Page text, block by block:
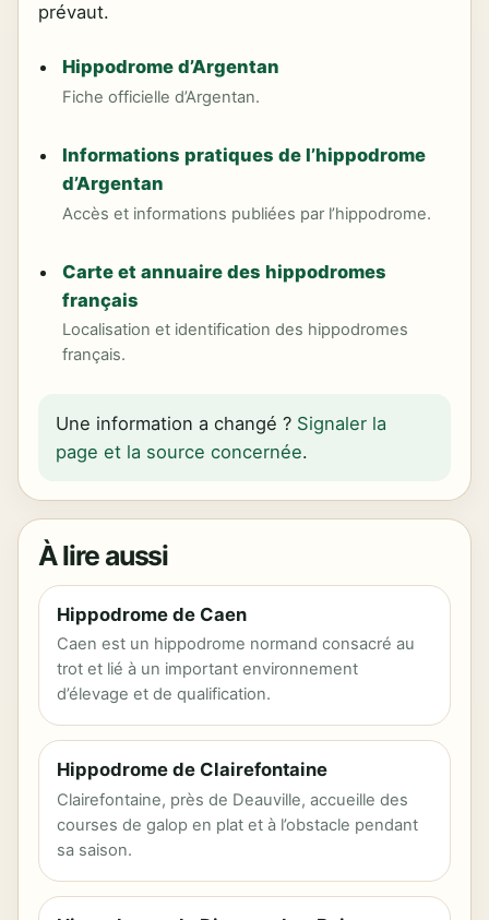
prévaut.
Hippodrome d’Argentan
Fiche officielle d’Argentan.
Informations pratiques de l’hippodrome
d’Argentan
Accès et informations publiées par l’hippodrome.
Carte et annuaire des hippodromes
français
Localisation et identification des hippodromes
français.
Une information a changé ? Signaler la
page et la source concernée.
À lire aussi
Hippodrome de Caen
Caen est un hippodrome normand consacré au
trot et lié à un important environnement
d’élevage et de qualification.
Hippodrome de Clairefontaine
Clairefontaine, près de Deauville, accueille des
courses de galop en plat et à l’obstacle pendant
sa saison.